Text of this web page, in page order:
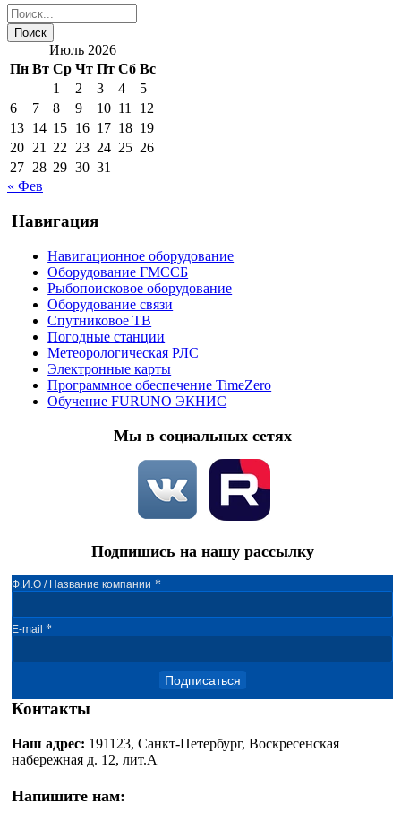
Июль 2026
Пн Вт Ср Чт Пт Сб Вс
1
2 3 4
5
6
7 8 9 10 11
12
13 14 15 16 17 18 19
20 21 22 23 24 25 26
27 28 29 30 31
« Фев
Навигация
Навигационное оборудование
Оборудование ГМССБ
Рыбопоисковое оборудование
Оборудование связи
Спутниковое ТВ
Погодные станции
Метеорологическая РЛС
Электронные карты
Программное обеспечение TimeZero
Обучение FURUNO ЭКНИС
Мы в социальных сетях
Подпишись на нашу рассылку
Ф.И.О / Название компании *
E-mail *
Подписаться
Контакты
Наш адрес: 191123, Санкт-Петербург, Воскресенская
набережная д. 12, лит.А
Напишите нам: